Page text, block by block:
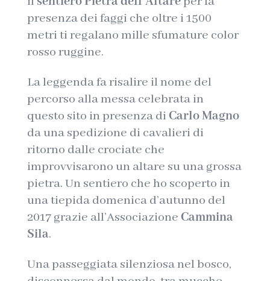
presenza dei faggi che oltre i 1500
metri ti regalano mille sfumature color
rosso ruggine.
La leggenda fa risalire il nome del
percorso alla messa celebrata in
questo sito in presenza di Carlo Magno
da una spedizione di cavalieri di
ritorno dalle crociate che
improvvisarono un altare su una grossa
pietra. Un sentiero che ho scoperto in
una tiepida domenica d’autunno del
2017 grazie all’Associazione Cammina
Sila.
Una passeggiata silenziosa nel bosco,